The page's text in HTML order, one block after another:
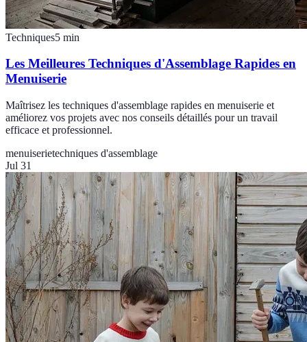
Techniques5 min
Les Meilleures Techniques d'Assemblage Rapides en
Menuiserie
Maîtrisez les techniques d'assemblage rapides en menuiserie et
améliorez vos projets avec nos conseils détaillés pour un travail
efficace et professionnel.
menuiserietechniques d'assemblage
Jul 31